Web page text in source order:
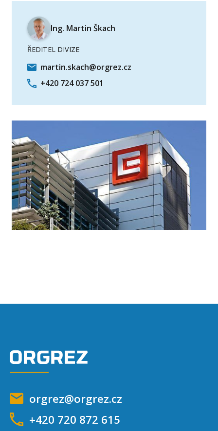
Ing. Martin Škach
ŘEDITEL DIVIZE
martin.skach@orgrez.cz
+420 724 037 501
orgrez@orgrez.cz
+420 720 872 615